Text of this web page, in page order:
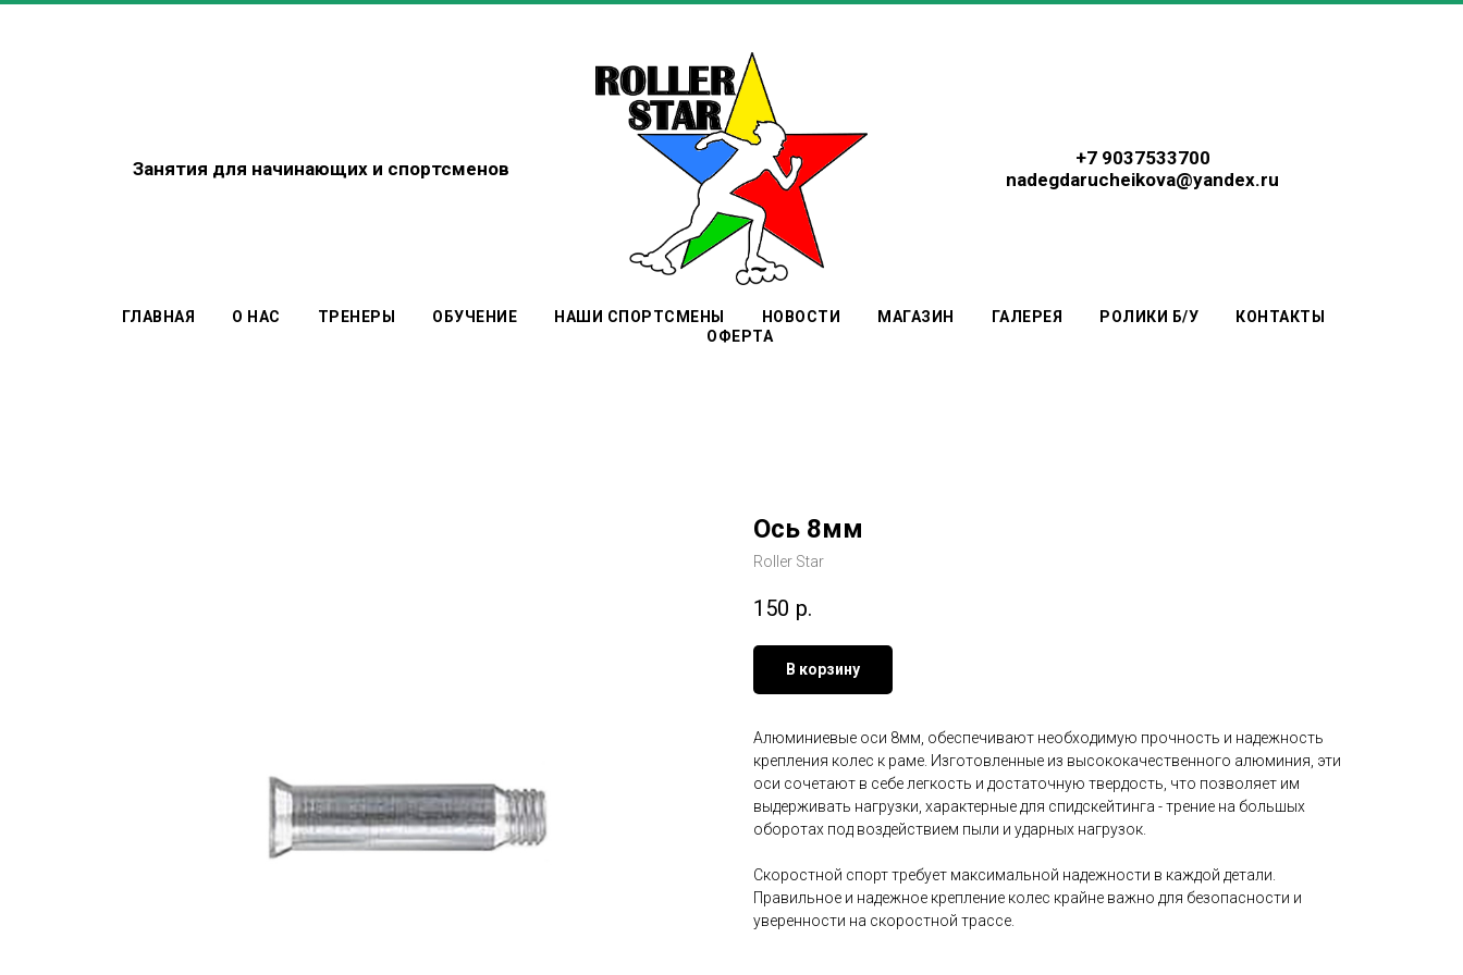
Занятия для начинающихи спортсменов
+7 9037533700
nadegdarucheikova@yandex.ru
ГЛАВНАЯ О НАС ТРЕНЕРЫ ОБУЧЕНИЕ НАШИ СПОРТСМЕНЫ НОВОСТИ МАГАЗИН ГАЛЕРЕЯ РОЛИКИ Б/У
КОНТАКТЫ
ОФЕРТА
Ось 8мм
Roller Star
150 р.
В корзину
Алюминиевые оси 8мм, обеспечивают необходимую прочность и надежность
крепления колес к раме. Изготовленные из высококачественного алюминия, эти
оси сочетают в себе легкость и достаточную твердость, что позволяет им
выдерживать нагрузки, характерные для спидскейтинга - трение на большых
оборотах под воздействием пыли и ударных нагрузок.
Скоростной спорт требует максимальной надежности в каждой детали.
Правильное и надежное крепление колес крайне важно для безопасности и
уверенности на скоростной трассе.